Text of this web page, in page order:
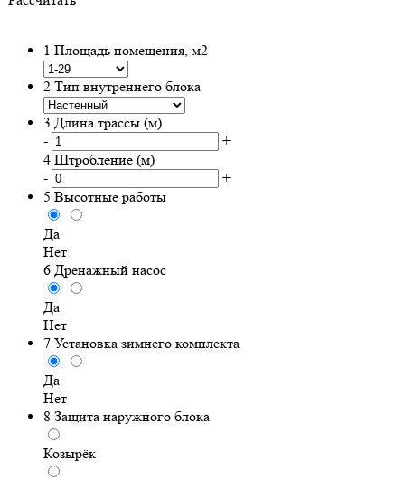
1 Площадь помещения, м2
2 Тип внутреннего блока
3 Длина трассы (м)
-
+
4 Штробление (м)
-
+
5 Высотные работы
Да
Нет
6 Дренажный насос
Да
Нет
7 Установка зимнего комплекта
Да
Нет
8 Защита наружного блока
Козырёк